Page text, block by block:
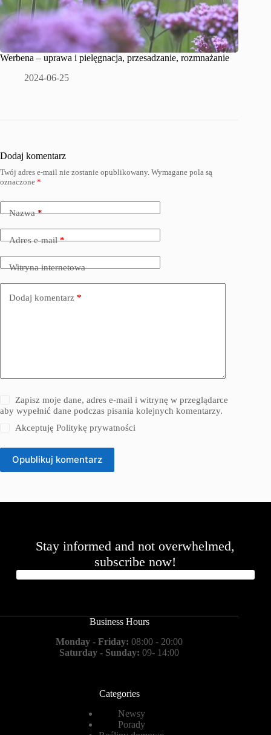
Werbena – uprawa i pielęgnacja, przesadzanie, rozmnażanie
2024-06-25
Dodaj komentarz
Twój adres e-mail nie zostanie opublikowany. Wymagane pola są
oznaczone *
Nazwa*
Adres e-mail*
Witryna internetowa
Dodaj komentarz *
Zapisz moje dane, adres e-mail i witrynę w przeglądarce
aby wypełnić dane podczas pisania kolejnych komentarzy.
AkceptujęPolitykę prywatności
Opublikuj komentarz
Stay informed and not overwhelmed,
subscribe now!
Business Hours
Monday - Friday: 08:00 - 20:00
Saturday - Sunday: 09- 14:00
Categories
Newsy
Porady